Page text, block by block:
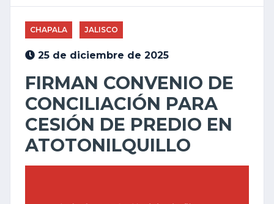
CHAPALA JALISCO
25 de diciembre de 2025
FIRMAN CONVENIO DE
CONCILIACIÓN PARA
CESIÓN DE PREDIO EN
ATOTONILQUILLO